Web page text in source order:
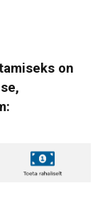
on